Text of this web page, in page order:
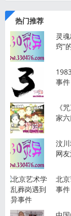
热门推荐
灵
窍”
事件
《
家
汶
网
北
事件